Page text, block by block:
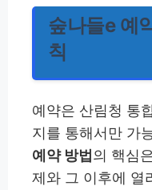
숲나들e 예
칙
예약은 산림청 통
지를 통해서만 가
예약 방법 의 핵심
제와 그 이후에 열